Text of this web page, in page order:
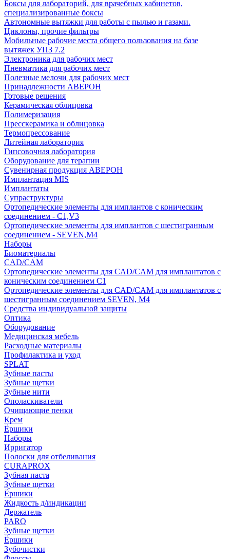
Боксы для лабораторий, для врачебных кабинетов,
специализированные боксы
Автономные вытяжки для работы с пылью и газами.
Циклоны, прочие фильтры
Мобильные рабочие места общего пользования на базе
вытяжек УПЗ 7.2
Электроника для рабочих мест
Пневматика для рабочих мест
Полезные мелочи для рабочих мест
Принадлежности АВЕРОН
Готовые решения
Керамическая облицовка
Полимеризация
Пресскерамика и облицовка
Термопрессование
Литейная лаборатория
Гипсовочная лаборатория
Оборудование для терапии
Сувенирная продукция АВЕРОН
Имплантация MIS
Имплантаты
Супраструктуры
Ортопедические элементы для имплантов с коническим
соединением - C1,V3
Ортопедические элементы для имплантов с шестигранным
соединением - SEVEN,M4
Наборы
Биоматериалы
CAD/CAM
Ортопедические элементы для CAD/CAM для имплантатов с
коническим соединением С1
Ортопедические элементы для CAD/CAM для имплантатов с
шестигранным соединением SEVEN, М4
Средства индивидуальной защиты
Оптика
Оборудование
Медицинская мебель
Расходные материалы
Профилактика и уход
SPLAT
Зубные пасты
Зубные щетки
Зубные нити
Ополаскиватели
Очищающие пенки
Крем
Ёршики
Наборы
Ирригатор
Полоски для отбеливания
CURAPROX
Зубная паста
Зубные щетки
Ёршики
Жидкость д/индикации
Держатель
PARO
Зубные щетки
Ёршики
Зубочистки